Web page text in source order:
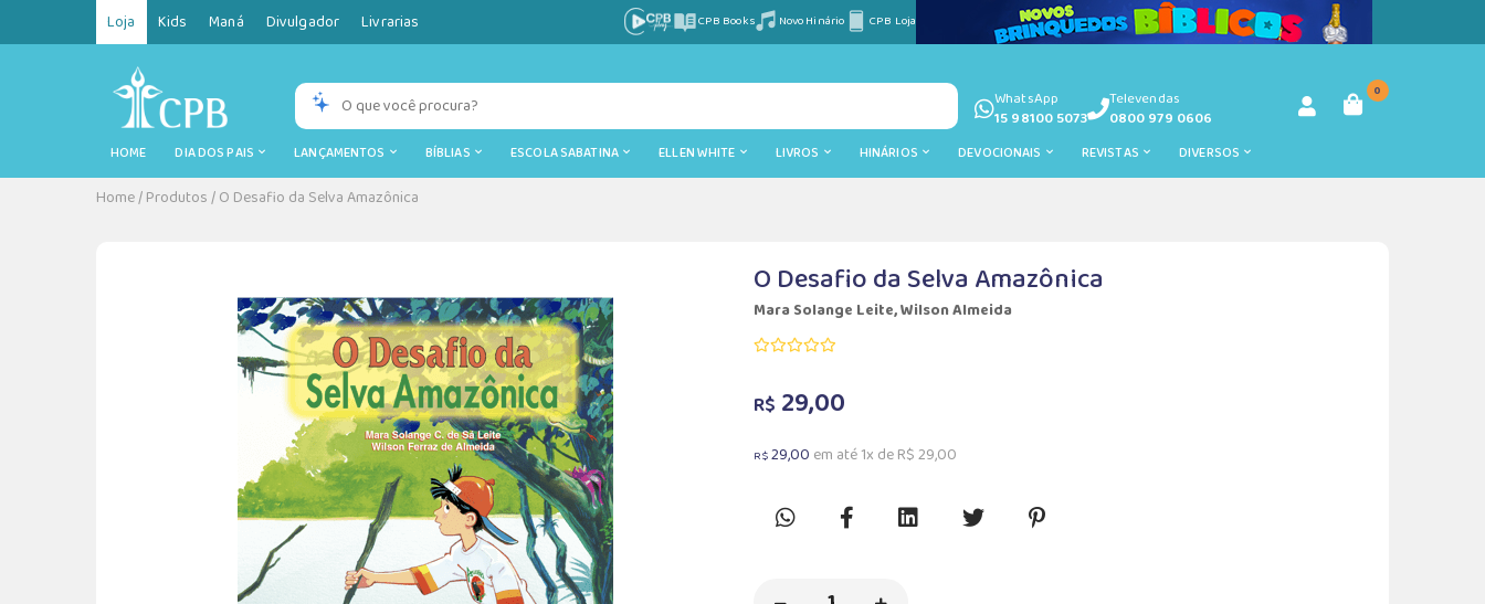
Loja Kids Maná Divulgador Livrarias CPB Books Novo Hinário CPB Loja
WhatsApp
15 98100 5073
Televendas
0800 979 0606
0
HOME DIA DOS PAIS LANÇAMENTOS BÍBLIAS ESCOLA SABATINA ELLEN WHITE LIVROS HINÁRIOS DEVOCIONAIS REVISTAS DIVERSOS
Home/Produtos/O Desafio da Selva Amazônica
O Desafio da Selva Amazônica
Mara Solange Leite, Wilson Almeida
R$ 29,00
R$29,00 em até 1x de R$ 29,00